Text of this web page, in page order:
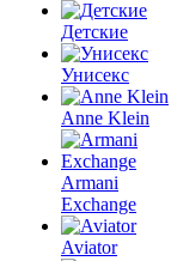
Детские
Унисекс
Anne Klein
Armani
Exchange
Aviator